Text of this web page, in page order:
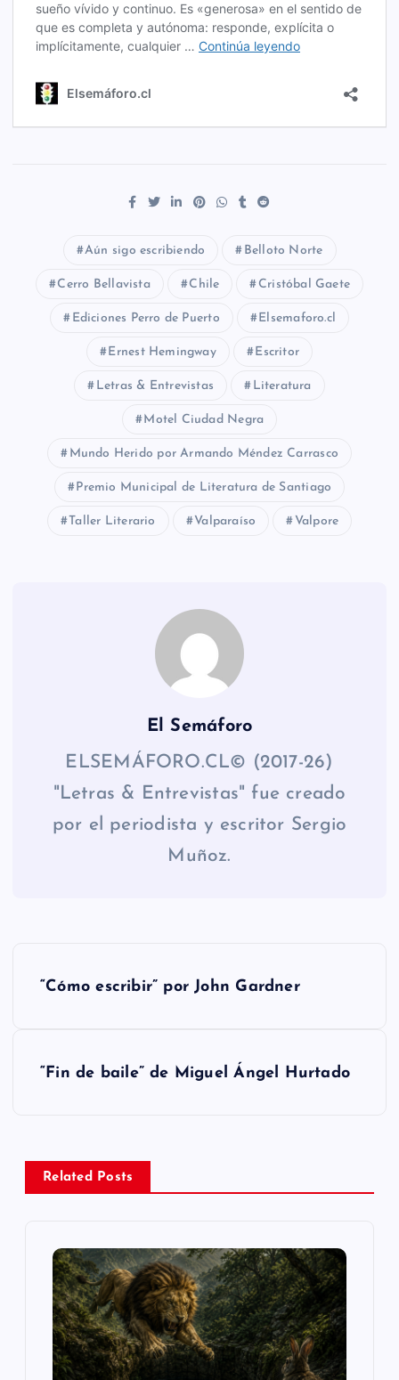
Aún sigo escribiendo Belloto Norte
Cerro Bellavista Chile Cristóbal Gaete
Ediciones Perro de Puerto Elsemaforo.cl
Ernest Hemingway Escritor
Letras & Entrevistas Literatura
Motel Ciudad Negra
Mundo Herido por Armando Méndez Carrasco
Premio Municipal de Literatura de Santiago
Taller Literario Valparaíso Valpore
El Semáforo
ELSEMÁFORO.CL© (2017-26)
"Letras & Entrevistas" fue creado
por el periodista y escritor Sergio
Muñoz.
“Cómo escribir” por John Gardner
“Fin de baile” de Miguel Ángel Hurtado
Related Posts